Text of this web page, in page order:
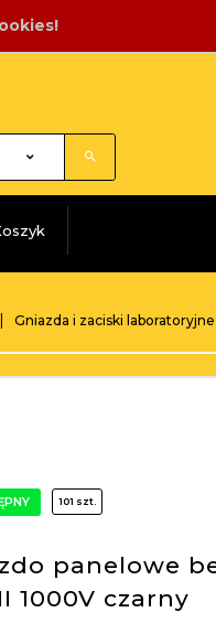
Gniazda i zaciski laboratoryjne
101 szt.
panelowe
1000V czarny